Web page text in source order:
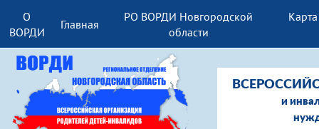
О
ВОРДИ
Главная
РО ВОРДИ Новгородской
области
и